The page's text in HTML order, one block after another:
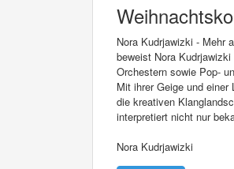
Nora Kudrjawizki - Mehr
beweist Nora
Orchestern sowie Pop-
Mit ihrer Geige und
die kreativen
interpretiert nicht nur
Nora Kudrjawizki